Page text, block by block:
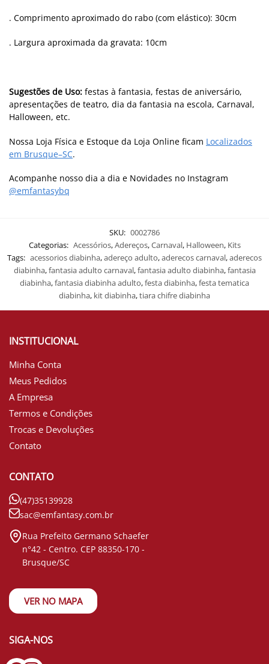
. Comprimento aproximado do rabo (com elástico): 30cm
. Largura aproximada da gravata: 10cm
Sugestões de Uso: festas à fantasia, festas de aniversário,
apresentações de teatro, dia da fantasia na escola, Carnaval,
Halloween, etc.
Nossa Loja Física e Estoque da Loja Online ficam Localizados
em Brusque–SC.
Acompanhe nosso dia a dia e Novidades no Instagram
@emfantasybq
SKU: 0002786
Categorias: Acessórios,Adereços,Carnaval, Halloween, Kits
Tags: acessorios diabinha,adereço adulto,aderecos carnaval,aderecos
diabinha,fantasia adulto carnaval,fantasia adulto diabinha,fantasia
diabinha,fantasia diabinha adulto,festa diabinha,festa tematica
diabinha, kit diabinha,tiara chifre diabinha
INSTITUCIONAL
Minha Conta
Meus Pedidos
A Empresa
Termos e Condições
Trocas e Devoluções
Contato
CONTATO
(47)35139928
sac@emfantasy.com.br
Rua Prefeito Germano Schaefer
n°42 - Centro. CEP 88350-170 -
Brusque/SC
VER NO MAPA
SIGA-NOS